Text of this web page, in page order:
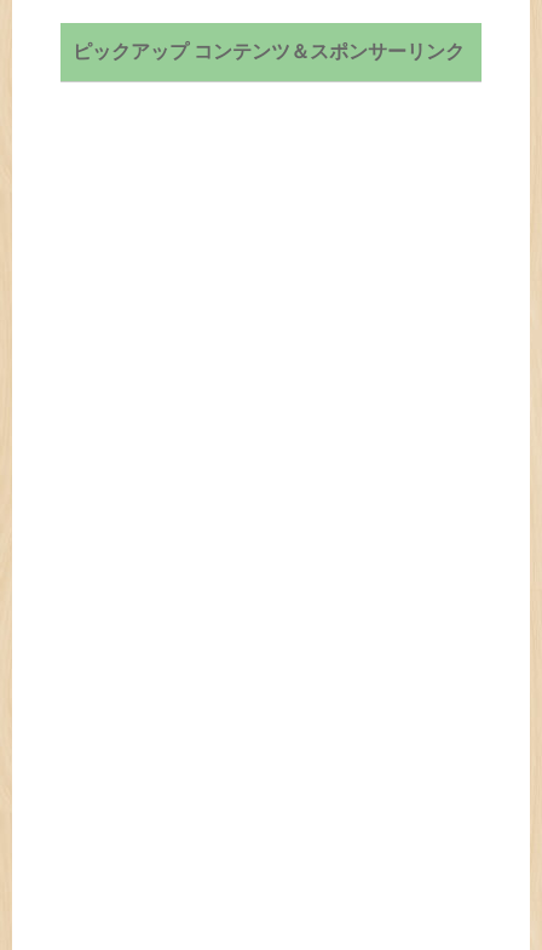
ピックアップ コンテンツ＆スポンサーリンク